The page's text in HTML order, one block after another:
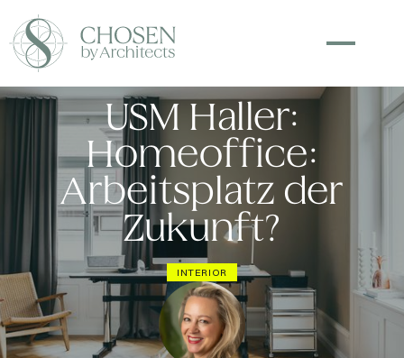
USM Haller:
Homeoffice:
Arbeitsplatz der
Zukunft?
INTERIOR